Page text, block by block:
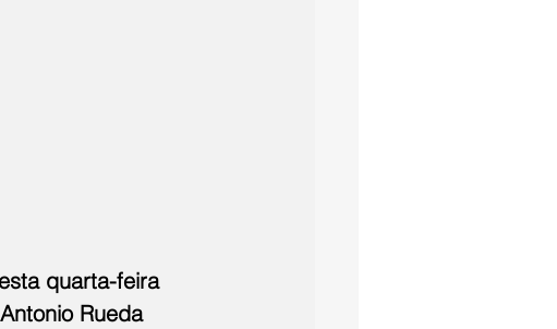
quarta-feira
Rueda